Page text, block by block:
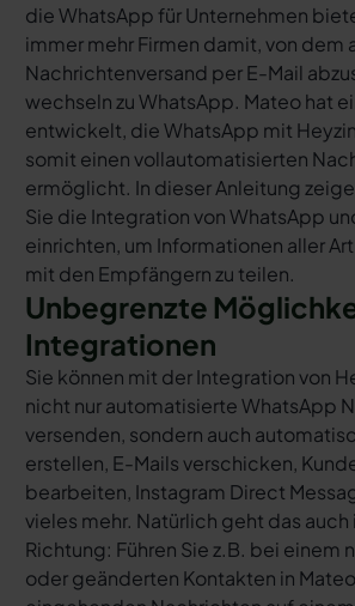
die WhatsApp für Unternehmen
immer mehr Firmen damit, von dem
Nachrichtenversand per E-Mail
wechseln zu WhatsApp. Mateo hat
entwickelt, die WhatsApp mit
somit einen vollautomatisierten
ermöglicht. In dieser Anleitung
Sie die Integration von WhatsApp
einrichten, um Informationen aller
mit den Empfängern zu teilen.
Unbegrenzte
Integrationen
Sie können mit der Integration von
nicht nur automatisierte WhatsApp
versenden, sondern auch
erstellen, E-Mails verschicken,
bearbeiten, Instagram Direct
vieles mehr. Natürlich geht das auch
Richtung: Führen Sie z.B. bei einem
oder geänderten Kontakten in